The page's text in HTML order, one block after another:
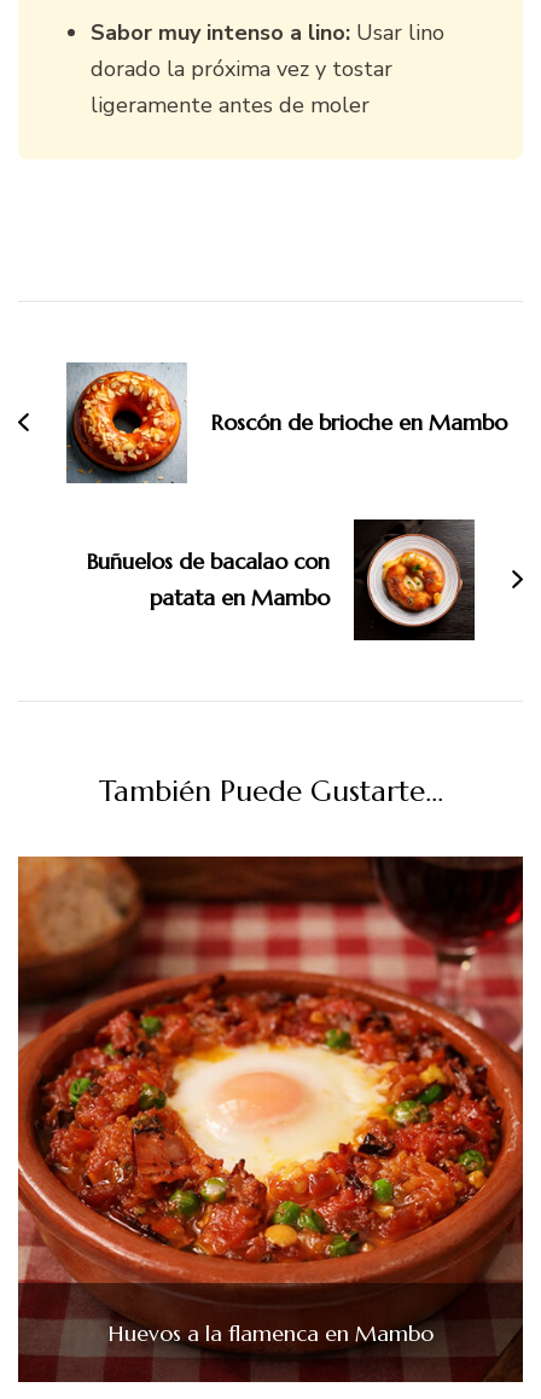
Sabor muy intenso a lino: Usar lino
dorado la próxima vez y tostar
ligeramente antes de moler
entradas
Roscón de brioche en Mambo
Buñuelos de bacalao con
patata en Mambo
También Puede Gustarte...
Huevos a la flamenca en Mambo